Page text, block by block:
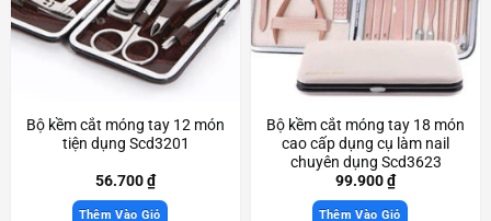
Bộ kềm cắt móng tay 12 món
tiện dụng Scd3201
56.700₫
Thêm Vào Giỏ
Bộ kềm cắt móng tay 18 món
cao cấp dụng cụ làm nail
chuyên dụng Scd3623
99.900₫
Thêm Vào Giỏ